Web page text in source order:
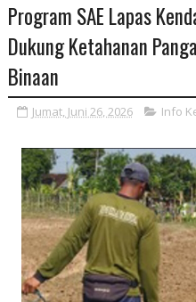
Program SAE Lapas
Dukung Ketahanan
Binaan
Jumat, Juni 26, 2026 Info